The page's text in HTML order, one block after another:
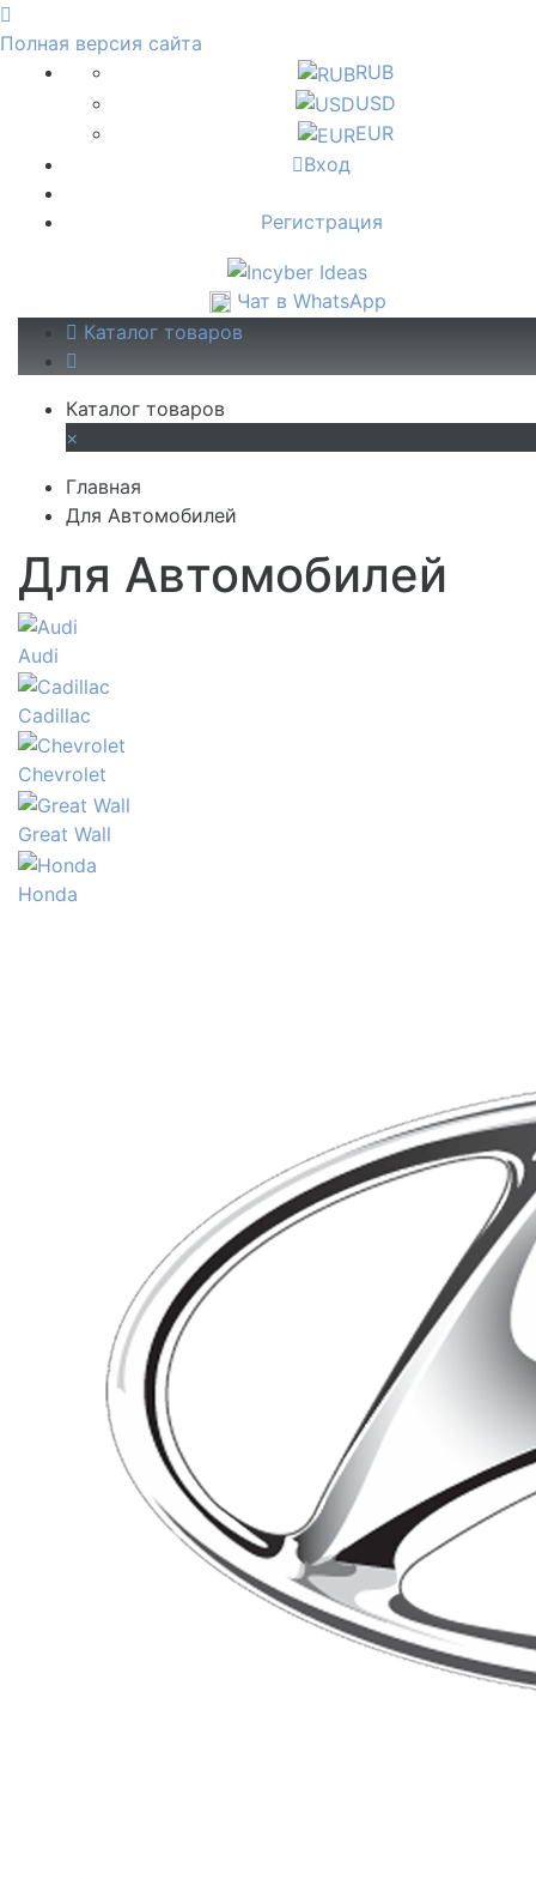
Полная версия сайта
RUB
USD
EUR
Вход
Регистрация
Чат в WhatsApp
Каталог товаров
Каталог товаров
×
Главная
Для Автомобилей
Для Автомобилей
Audi
Cadillac
Chevrolet
Great Wall
Honda